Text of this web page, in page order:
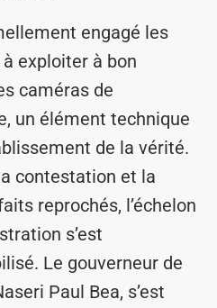
engagé les
exploiter à bon
caméras de
un élément technique
de la vérité.
contestation et la
reprochés, l’échelon
s’est
Le gouverneur de
Paul Bea, s’est